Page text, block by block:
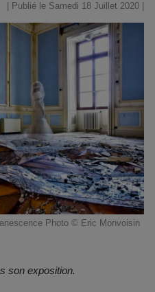
| Publié le Samedi 18 Juillet 2020 |
Photo © Eric Monvoisin
son exposition.